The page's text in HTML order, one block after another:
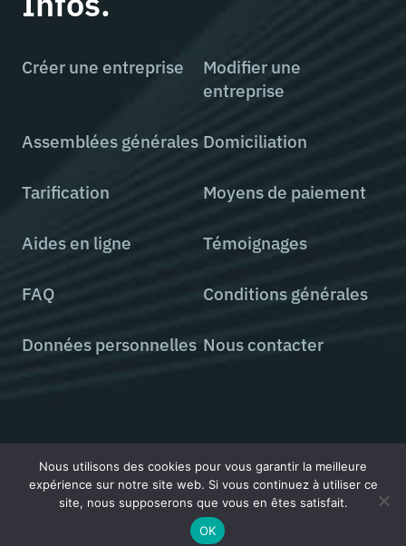
Créer une entreprise
Modifier une
entreprise
Assemblées générales Domiciliation
Tarification Moyens de paiement
Aides en ligne Témoignages
FAQ Conditions générales
Données personnelles Nous contacter
Tous droits réservés © 2000 - 2026 StatutsOnLine
Nous utilisons des cookies pour vous garantir la meilleure
expérience sur notre site web. Si vous continuez à utiliser ce
site, nous supposerons que vous en êtes satisfait.
OK